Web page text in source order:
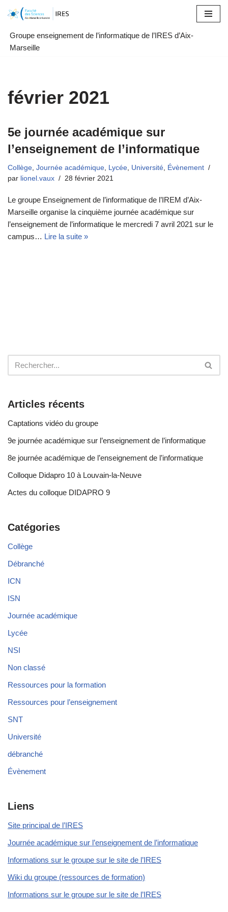
au
contenu
Groupe enseignement de l’informatique de l’IRES d’Aix-
Marseille
février 2021
5e journée académique sur
l’enseignement de l’informatique
Collège, Journée académique, Lycée, Université, Évènement
par lionel.vaux 28 février 2021
Le groupe Enseignement de l’informatique de l’IREM d’Aix-
Marseille organise la cinquième journée académique sur
l’enseignement de l’informatique le mercredi 7 avril 2021 sur le
campus… Lire la suite »
Articles récents
Captations vidéo du groupe
9e journée académique sur l’enseignement de l’informatique
8e journée académique de l’enseignement de l’informatique
Colloque Didapro 10 à Louvain-la-Neuve
Actes du colloque DIDAPRO 9
Catégories
Collège
Débranché
ICN
ISN
Journée académique
Lycée
NSI
Non classé
Ressources pour la formation
Ressources pour l’enseignement
SNT
Université
débranché
Évènement
Liens
Site principal de l’IRES
Journée académique sur l’enseignement de l’informatique
Informations sur le groupe sur le site de l’IRES
Wiki du groupe (ressources de formation)
Informations sur le groupe sur le site de l’IRES